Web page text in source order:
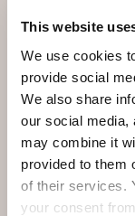
This website
We use cookies
provide social
We also share
our social media,
may combine it
provided to them
of their services.
your consent
Und zusätzlich
Engadin
Eintritte
PostAuto,
und
Transport)